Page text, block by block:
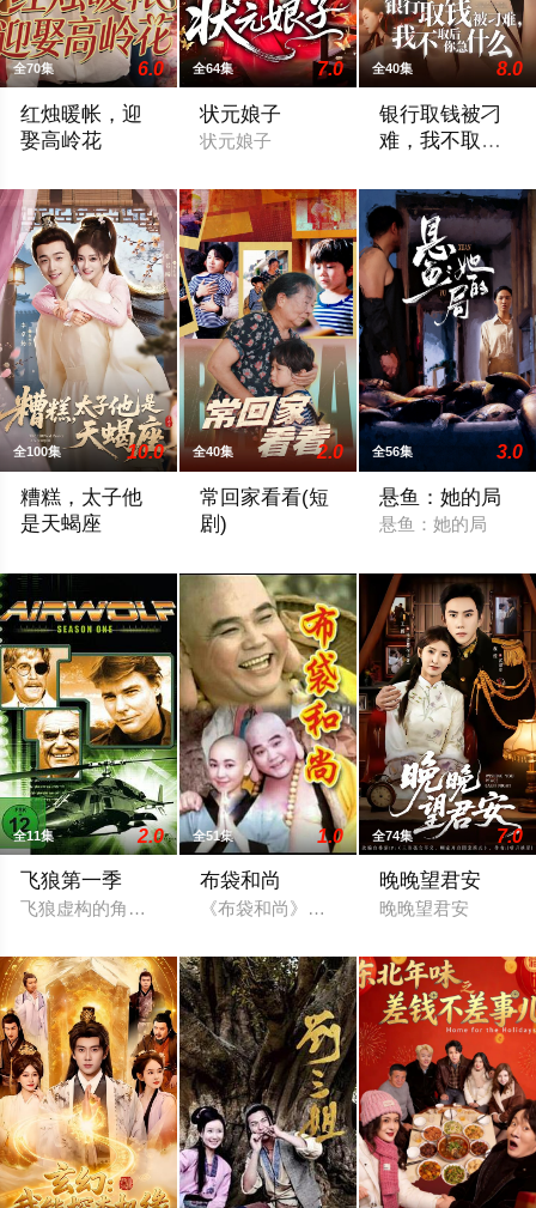
全70集 6.0
红烛暖帐，迎
娶高岭花
全64集 7.0
状元娘子
状元娘子
全40集 8.0
银行取钱被刁
难，我不取后
全100集 10.0
糟糕，太子他
是天蝎座
全40集 2.0
常回家看看(短
剧)
全56集 3.0
悬鱼：她的局
悬鱼：她的局
全11集 2.0
飞狼第一季
飞狼虚构的角色霍克（史特林费洛8231霍克Stringfellow Hawke
全51集 1.0
布袋和尚
《布袋和尚》是一部1998年台视出品的
全74集 7.0
晚晚望君安
晚晚望君安